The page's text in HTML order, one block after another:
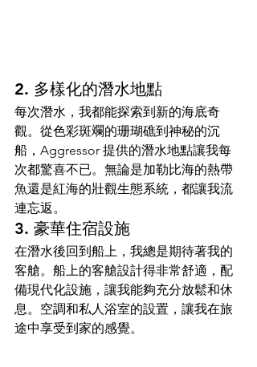
2. 多樣化的潛水地點
每次潛水，我都能探索到新的海底奇
觀。從色彩斑斕的珊瑚礁到神秘的沉
船，Aggressor 提供的潛水地點讓我每
次都驚喜不已。無論是加勒比海的熱帶
魚還是紅海的壯觀生態系統，都讓我流
連忘返。
3. 豪華住宿設施
在潛水後回到船上，我總是期待著我的
客艙。船上的客艙設計得非常舒適，配
備現代化設施，讓我能夠充分放鬆和休
息。空調和私人浴室的設置，讓我在旅
途中享受到家的感覺。